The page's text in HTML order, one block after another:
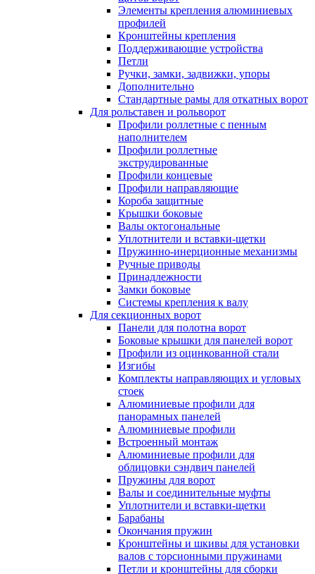
Элементы крепления алюминиевых
профилей
Кронштейны крепления
Поддерживающие устройства
Петли
Ручки, замки, задвижки, упоры
Дополнительно
Стандартные рамы для откатных ворот
Для рольставен и рольворот
Профили роллетные с пенным
наполнителем
Профили роллетные
экструдированные
Профили концевые
Профили направляющие
Короба защитные
Крышки боковые
Валы октогональные
Уплотнители и вставки-щетки
Пружинно-инерционные механизмы
Ручные приводы
Принадлежности
Замки боковые
Системы крепления к валу
Для секционных ворот
Панели для полотна ворот
Боковые крышки для панелей ворот
Профили из оцинкованной стали
Изгибы
Комплекты направляющих и угловых
стоек
Алюминиевые профили для
панорамных панелей
Алюминиевые профили
Встроенный монтаж
Алюминиевые профили для
облицовки сэндвич панелей
Пружины для ворот
Валы и соединительные муфты
Уплотнители и вставки-щетки
Барабаны
Окончания пружин
Кронштейны и шкивы для установки
валов с торсионными пружинами
Петли и кронштейны для сборки